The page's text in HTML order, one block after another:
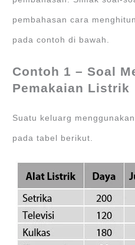
pembahasan cara
pada contoh di bawah.
Contoh 1 – Soal
Pemakaian Listrik
Suatu keluarg
pada tabel berikut.